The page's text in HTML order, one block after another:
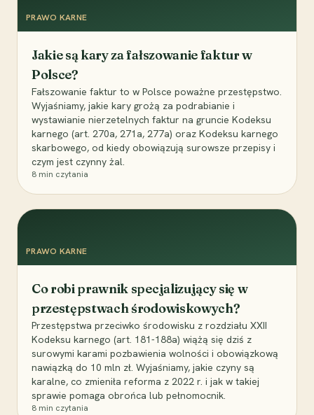
PRAWO KARNE
Jakie są kary za fałszowanie faktur w
Polsce?
Fałszowanie faktur to w Polsce poważne przestępstwo.
Wyjaśniamy, jakie kary grożą za podrabianie i
wystawianie nierzetelnych faktur na gruncie Kodeksu
karnego (art. 270a, 271a, 277a) oraz Kodeksu karnego
skarbowego, od kiedy obowiązują surowsze przepisy i
czym jest czynny żal.
8 min czytania
PRAWO KARNE
Co robi prawnik specjalizujący się w
przestępstwach środowiskowych?
Przestępstwa przeciwko środowisku z rozdziału XXII
Kodeksu karnego (art. 181-188a) wiążą się dziś z
surowymi karami pozbawienia wolności i obowiązkową
nawiązką do 10 mln zł. Wyjaśniamy, jakie czyny są
karalne, co zmieniła reforma z 2022 r. i jak w takiej
sprawie pomaga obrońca lub pełnomocnik.
8 min czytania